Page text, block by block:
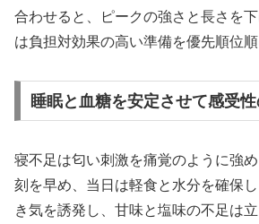
合わせると、ピークの強さと長さを
は負担対効果の高い準備を優先順位順
睡眠と血糖を安定させて感受
寝不足は匂い刺激を痛覚のように強
刻を早め、当日は軽食と水分を確保
き気を誘発し、甘味と塩味の不足は